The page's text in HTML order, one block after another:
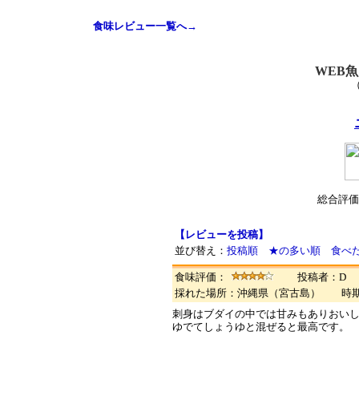
食味レビュー一覧へ→
WEB
総合評
【レビューを投稿】
並び替え： 投稿順 ★の多い順 食べ
食味評価：
投稿者：D
採れた場所：沖縄県（宮古島） 時
刺身はブダイの中では甘みもありおい
ゆでてしょうゆと混ぜると最高です。